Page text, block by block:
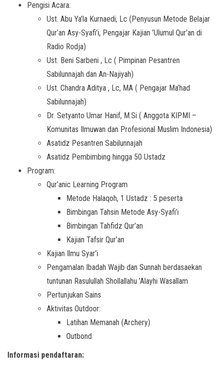
Pengisi Acara:
Ust. Abu Ya’la Kurnaedi, Lc (Penyusun Metode Belajar
Qur’an Asy-Syafi’i, Pengajar Kajian ’Ulumul Qur’an di
Radio Rodja)
Ust. Beni Sarbeni , Lc ( Pimpinan Pesantren
Sabilunnajah dan An-Najiyah)
Ust. Chandra Aditya , Lc, MA ( Pengajar Ma’had
Sabilunnajah)
Dr. Setyanto Umar Hanif, M.Si ( Anggota KIPMI –
Komunitas Ilmuwan dan Profesional Muslim Indonesia)
Asatidz Pesantren Sabilunnajah
Asatidz Pembimbing hingga 50 Ustadz
Program:
Qur’anic Learning Program
Metode Halaqoh, 1 Ustadz : 5 peserta
Bimbingan Tahsin Metode Asy-Syafi’i
Bimbingan Tahfidz Qur’an
Kajian Tafsir Qur’an
Kajian Ilmu Syar’i
Pengamalan Ibadah Wajib dan Sunnah berdasaekan
tuntunan Rasulullah Shollallahu ’Alayhi Wasallam
Pertunjukan Sains
Aktivitas Outdoor:
Latihan Memanah (Archery)
Outbond
Informasi pendaftaran: